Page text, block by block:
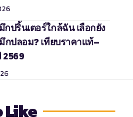
ปริ้นเตอร์ใกล้ฉัน เลือกยัง
กปลอม? เทียบราคาแท้–
2569
Like